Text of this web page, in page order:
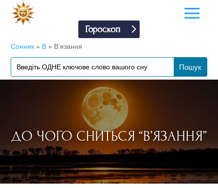
Гороскоп
Сонник » В » В’язання
ДО ЧОГО СНИТЬСЯ “В’ЯЗАННЯ”